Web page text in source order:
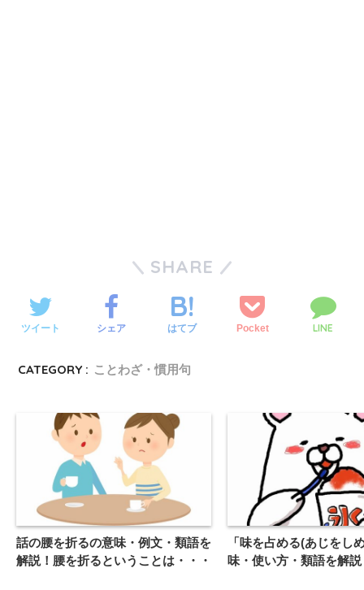
SHARE
ツイート シェア はてブ Pocket LINE
CATEGORY : ことわざ・慣用句
話の腰を折るの意味・例文・類語を
解説！腰を折るということは・・・
「味を占める(あじをし
味・使い方・類語を解説